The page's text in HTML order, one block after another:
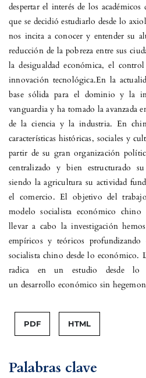
Palabras clave
despertar el interés de los
que se decidió estudiarlo desde lo
nos incita a conocer y entender su
reducción de la pobreza entre sus
la desigualdad económica, el
innovación tecnológica.En la
base sólida para el dominio y la
vanguardia y ha tomado la avanzada
de la ciencia y la industria. En
características históricas, sociales y
partir de su gran organización
centralizado y bien estructurado
siendo la agricultura su actividad
el comercio. El objetivo del
modelo socialista económico
llevar a cabo la investigación
empíricos y teóricos
socialista chino desde lo económico.
radica en un estudio desde lo
un desarrollo económico sin
PDF HTML